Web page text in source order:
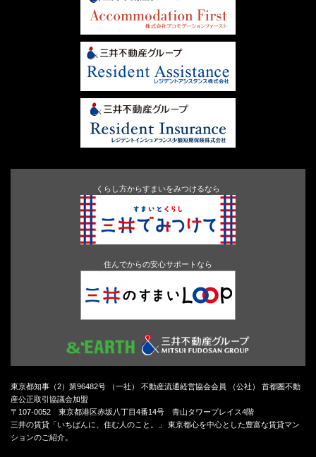
くらし方からすまいをみつけるなら
住んでからの安心サポートなら
東京都知事（2）第96482号 （一社） 不動産流通経営協会会員 （公社） 首都圏不動
産公正取引協議会加盟
〒107-0052 東京都港区赤坂八丁目4番14号 青山タワープレイス4階
三井の賃貸「いちばんに、住む人のこと。」 東京都心を中心とした豊富な賃貸マン
ションのご紹介。